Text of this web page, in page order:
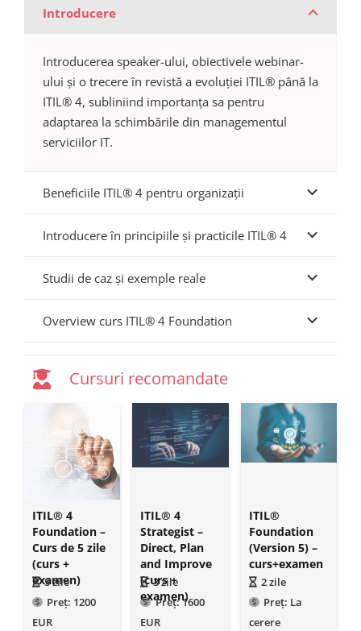
Introducere
Introducerea speaker-ului, obiectivele webinar-
ului și o trecere în revistă a evoluției ITIL® până la
ITIL® 4, subliniind importanța sa pentru
adaptarea la schimbările din managementul
serviciilor IT.
Beneficiile ITIL® 4 pentru organizații
Introducere în principiile și practicile ITIL® 4
Studii de caz și exemple reale
Overview curs ITIL® 4 Foundation
Cursuri recomandate
ITIL® 4
Foundation –
Curs de 5 zile
(curs +
examen)
5zile
Preț: 1200
EUR
ITIL® 4
Strategist –
Direct, Plan
and Improve
(curs +
examen)
3zile
Preț:1600
EUR
ITIL®
Foundation
(Version 5) –
curs+examen
2zile
Preț: La
cerere